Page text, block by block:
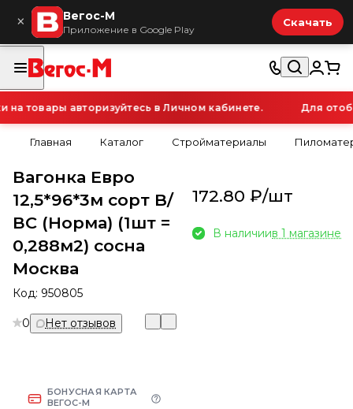
× Вегос-М
Приложение в Google Play
Скачать
товары авторизуйтесь в Личном кабинете. Для
Главная Каталог Стройматериалы
Вагонка Евро
12,5*96*3м сорт B/
ВС (Норма) (1шт =
0,288м2) сосна
Москва
Код: 950805
0 Нет отзывов
БОНУСНАЯ КАРТА
ВЕГОС-М
172.80 ₽/шт
В наличиив 1 магазине